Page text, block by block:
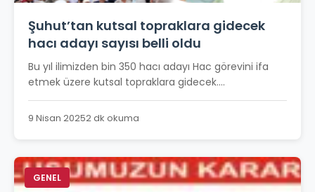
Şuhut’tan kutsal topraklara gidecek
hacı adayı sayısı belli oldu
Bu yıl ilimizden bin 350 hacı adayı Hac görevini ifa
etmek üzere kutsal topraklara gidecek....
9 Nisan 20252 dk okuma
GENEL